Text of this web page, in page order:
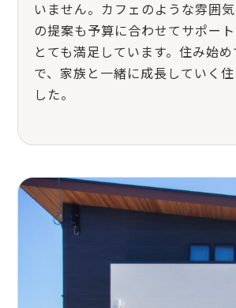
いません。カフェのような雰囲
の提案も予算に合わせてサポート
とても満足しています。住み始
で、家族と一緒に成長していく
した。